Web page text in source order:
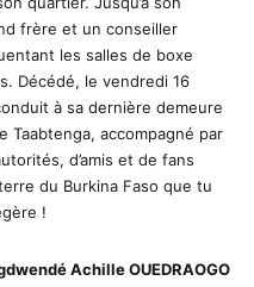
frère et un conseiller
les salles de boxe
Décédé, le vendredi 16
à sa dernière demeure
Taabtenga, accompagné par
d’amis et de fans
du Burkina Faso que tu
!
Achille OUEDRAOGO